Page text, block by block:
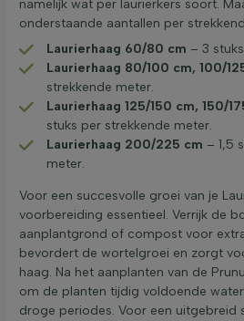
namelijk wat per laurierkers soort.
onderstaande aantallen per
Laurierhaag 60/80 cm – 3
Laurierhaag 80/100 cm, 100/
strekkende meter.
Laurierhaag 125/150 cm, 150/
stuks per strekkende meter.
Laurierhaag 200/225 cm – 1,5
meter.
Voor een succesvolle groei van je
voorbereiding essentieel. Verrijk de
aanplantgrond of compost voor
bevordert de wortelgroei en zorgt
haag. Na het aanplanten van de
om de planten tijdig voldoende
droge periodes. Voor een uitgebreid